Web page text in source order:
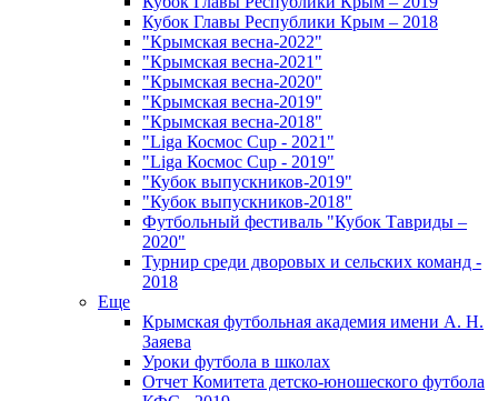
Кубок Главы Республики Крым – 2018
"Крымская весна-2022"
"Крымская весна-2021"
"Крымская весна-2020"
"Крымская весна-2019"
"Крымская весна-2018"
"Liga Космос Cup - 2021"
"Liga Космос Cup - 2019"
"Кубок выпускников-2019"
"Кубок выпускников-2018"
Футбольный фестиваль "Кубок Тавриды –
2020"
Турнир среди дворовых и сельских команд -
2018
Еще
Крымская футбольная академия имени А. Н.
Заяева
Уроки футбола в школах
Отчет Комитета детско-юношеского футбола